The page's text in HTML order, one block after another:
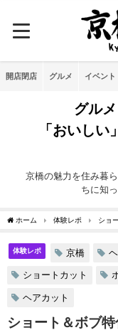
開店閉店 グルメ イベント
グル
「おいし
京橋の魅力を住み暮
ちに知
ホーム 体験レポ ショ
体験レポ 京橋
ショートカット
ヘアカット
ショート＆ボブ